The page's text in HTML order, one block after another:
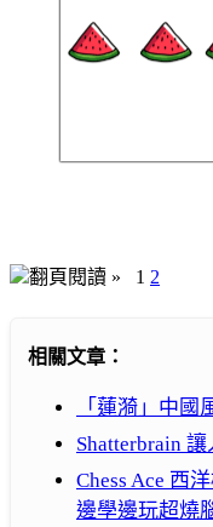
翻頁閱讀 » 1 2
相關文章：
「蓮漪」中
Shatterbrain
Chess Ace 西
邊學邊玩超燒